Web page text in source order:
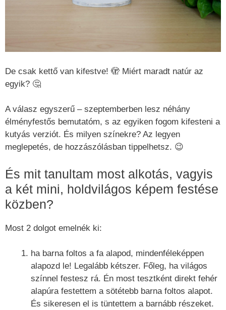
De csak kettő van kifestve! 🫣 Miért maradt natúr az
egyik? 🤔
A válasz egyszerű – szeptemberben lesz néhány
élményfestős bemutatóm, s az egyiken fogom kifesteni a
kutyás verziót. És milyen színekre? Az legyen
meglepetés, de hozzászólásban tippelhetsz. 😉
És mit tanultam most alkotás, vagyis
a két mini, holdvilágos képem festése
közben?
Most 2 dolgot emelnék ki:
ha barna foltos a fa alapod, mindenféleképpen
alapozd le! Legalább kétszer. Főleg, ha világos
színnel festesz rá. Én most tesztként direkt fehér
alapúra festettem a sötétebb barna foltos alapot.
És sikeresen el is tüntettem a barnább részeket.